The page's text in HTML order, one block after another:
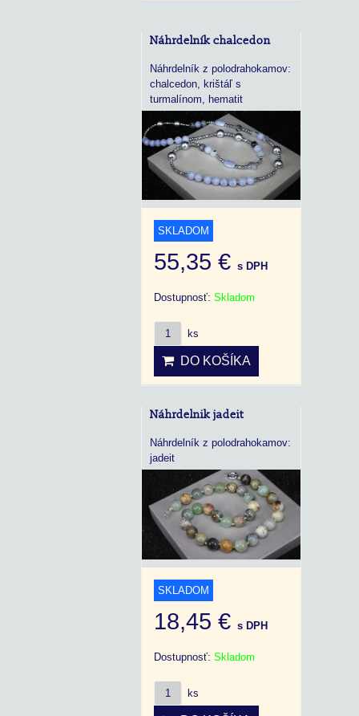
Náhrdelník chalcedon
Náhrdelník z polodrahokamov:
chalcedon, krištáľ s
turmalínom, hematit
SKLADOM
55,35 € s DPH
Dostupnosť: Skladom
ks
DO KOŠÍKA
Náhrdelnik jadeit
Náhrdelník z polodrahokamov:
jadeit
SKLADOM
18,45 € s DPH
Dostupnosť: Skladom
ks